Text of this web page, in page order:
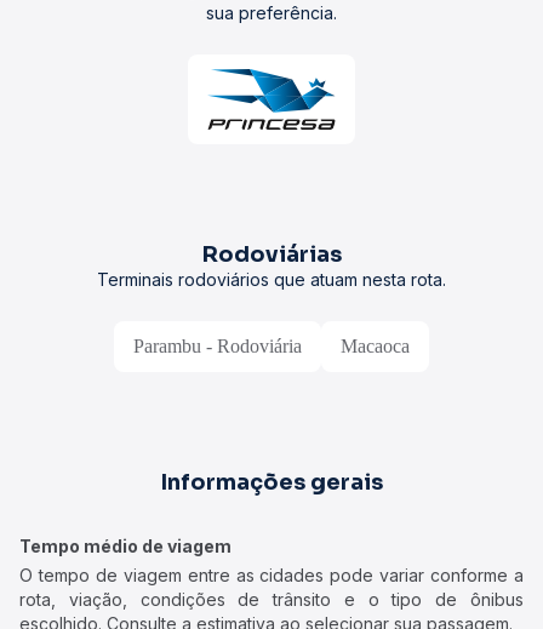
sua preferência.
Rodoviárias
Terminais rodoviários que atuam nesta rota.
Parambu - Rodoviária Macaoca
Informações gerais
Tempo médio de viagem
O tempo de viagem entre as cidades pode variar conforme a
rota, viação, condições de trânsito e o tipo de ônibus
escolhido. Consulte a estimativa ao selecionar sua passagem.